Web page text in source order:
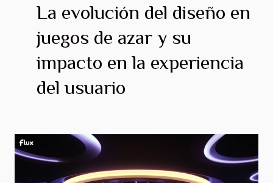
La evolución del diseño en
juegos de azar y su
impacto en la experiencia
del usuario